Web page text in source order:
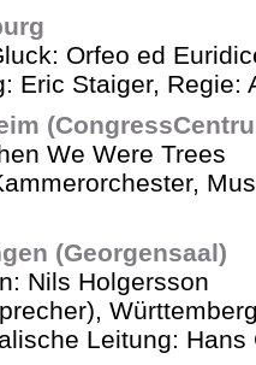
Orfeo ed
Eric Staiger, Regie:
We Were Trees
(Georgensaal)
Nils Holgersson
Leitung: Hans